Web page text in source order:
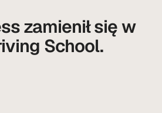
zamienił się w
School.